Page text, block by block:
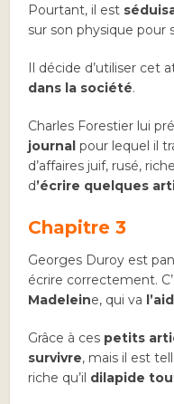
Pourtant, il est
sur son physique pour
Il décide d’utiliser cet
dans la société.
Charles Forestier lui
journal pour lequel il
d’affaires juif, rusé,
d’écrire quelques
Chapitre 3
Georges Duroy est
écrire correctement.
Madeleine, qui va
Grâce à ces petits
survivre, mais il est
riche qu’il dilapide